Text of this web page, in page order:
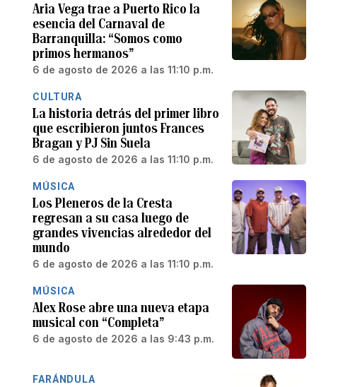
Aria Vega trae a Puerto Rico la
esencia del Carnaval de
Barranquilla: “Somos como
primos hermanos”
6 de agosto de 2026 a las 11:10 p.m.
CULTURA
La historia detrás del primer libro
que escribieron juntos Frances
Bragan y PJ Sin Suela
6 de agosto de 2026 a las 11:10 p.m.
MÚSICA
Los Pleneros de la Cresta
regresan a su casa luego de
grandes vivencias alrededor del
mundo
6 de agosto de 2026 a las 11:10 p.m.
MÚSICA
Alex Rose abre una nueva etapa
musical con “Completa”
6 de agosto de 2026 a las 9:43 p.m.
FARÁNDULA